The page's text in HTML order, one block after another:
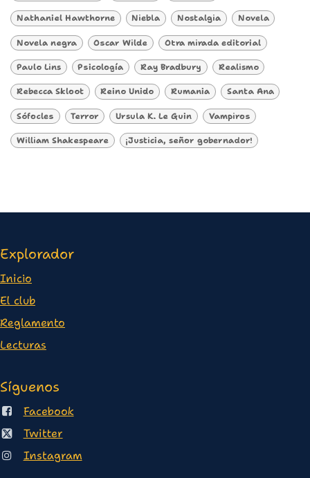
Nathaniel Hawthorne Niebla Nostalgia Novela
Novela negra Oscar Wilde Otra mirada editorial
Paulo Lins Psicología Ray Bradbury Realismo
Rebecca Skloot Reino Unido Rumania Santa Ana
Sófocles Terror Ursula K. Le Guin Vampiros
William Shakespeare ¡Justicia, señor gobernador!
Explorador
Inicio
El club
Reglamento
Lecturas
Síguenos
Facebook
Twitter
Instagram